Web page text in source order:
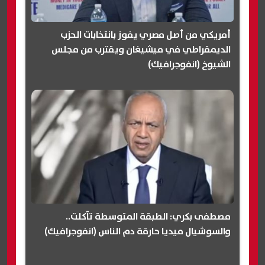
أمريكي من أصل مصري يفوز بانتخابات الحزب
الديمقراطي في ميشيغان ويقترب من مجلس
الشيوخ (انفوجرافيك)
مصطفى بكري: الطبقة المتوسطة تآكلت..
والسوشيال ميديا حارقة دم الناس (انفوجرافيك)